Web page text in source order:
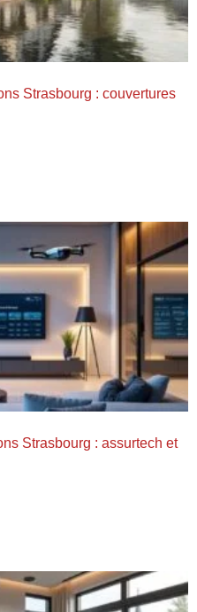
Strasbourg : couvertures
Strasbourg : assurtech et